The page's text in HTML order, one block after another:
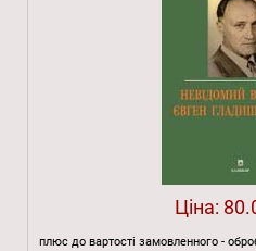
Ціна:
плюс до вартості замовленного -